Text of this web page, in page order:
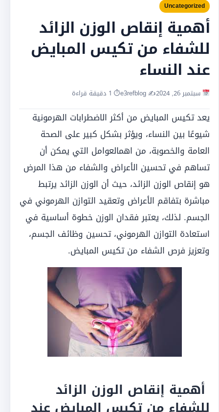
Uncategorized
أهمية إنقاص الوزن الزائد
للشفاء من تكيس المبايض
عند النساء
سبتمبر 26, 2024 ✍️ e3refblog ⏱ 1 دقيقة قراءة
يعد تكيس المبايض من أكثر الاضطرابات الهرمونية
شيوعًا بين النساء، ويؤثر بشكل كبير على الصحة
العامة والخصوبة، من اهمالعوامل التي يمكن أن
تساهم في تحسين الأعراض والشفاء من هذا المرض
هو إنقاص الوزن الزائد، حيث أن الوزن الزائد يرتبط
مباشرة بتفاقم الأعراض وتعقيد التوازن الهرموني في
الجسم. لذلك، يعتبر فقدان الوزن خطوة أساسية في
استعادة التوازن الهرموني، تحسين وظائف الجسم،
وتعزيز فرص الشفاء من تكيس المبايض.
أهمية إنقاص الوزن الزائد